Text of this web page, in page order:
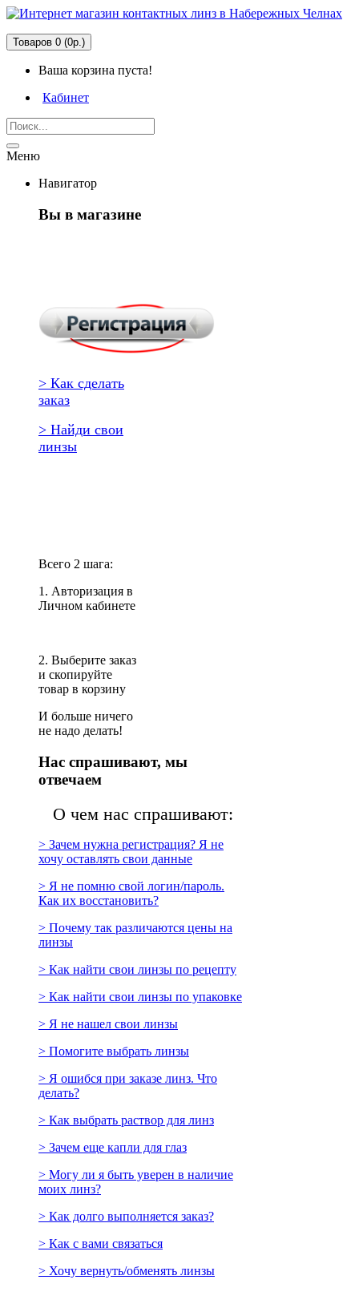
Товаров 0 (0р.)
Ваша корзина пуста!
Кабинет
Меню
Навигатор
Вы в магазине
> Как сделать
заказ
> Найди свои
линзы
Всего 2 шага:
1. Авторизация в
Личном кабинете
2. Выберите заказ
и скопируйте
товар в корзину
И больше ничего
не надо делать!
Нас спрашивают, мы
отвечаем
О чем нас спрашивают:
> Зачем нужна регистрация? Я не
хочу оставлять свои данные
> Я не помню свой логин/пароль.
Как их восстановить?
> Почему так различаются цены на
линзы
> Как найти свои линзы по рецепту
> Как найти свои линзы по упаковке
> Я не нашел свои линзы
> Помогите выбрать линзы
> Я ошибся при заказе линз. Что
делать?
> Как выбрать раствор для линз
> Зачем еще капли для глаз
> Могу ли я быть уверен в наличие
моих линз?
> Как долго выполняется заказ?
> Как с вами связаться
> Хочу вернуть/обменять линзы